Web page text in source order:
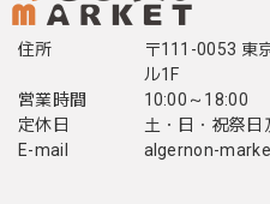
住所
〒111-0053 東
ル1F
営業時間
10:00～18:00
定休日
土・日・祝祭日
E-mail
algernon-